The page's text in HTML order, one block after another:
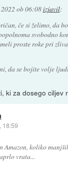
ob 06:08izjavil:
če si želimo, da
svobodno
proste roke pri
da se bojite volje
ki za dosego ciljev
18:59
Amazon, koliko
vrata...